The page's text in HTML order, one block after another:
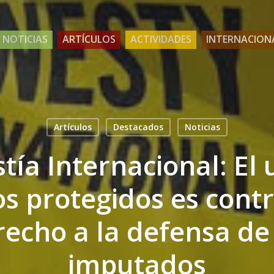
NOTICIAS ARTÍCULOS ACTIVIDADES
Artículos Destacados Noticias
Internacional: El
protegidos es
a la defensa
imputados